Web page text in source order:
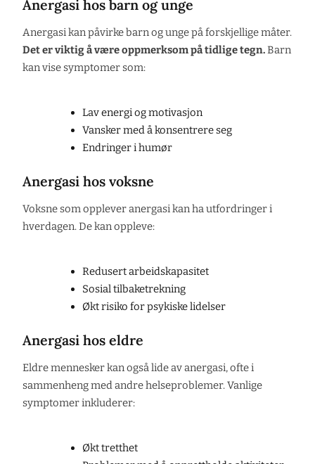
Anergasi hos barn og unge
Anergasi kan påvirke barn og unge på forskjellige måter.
Det er viktig å være oppmerksom på tidlige tegn.Barn
kan vise symptomer som:
Lav energi og motivasjon
Vansker med å konsentrere seg
Endringer i humør
Anergasi hos voksne
Voksne som opplever anergasi kan ha utfordringer i
hverdagen. De kan oppleve:
Redusert arbeidskapasitet
Sosial tilbaketrekning
Økt risiko for psykiske lidelser
Anergasi hos eldre
Eldre mennesker kan også lide av anergasi, ofte i
sammenheng med andre helseproblemer. Vanlige
symptomer inkluderer:
Økt tretthet